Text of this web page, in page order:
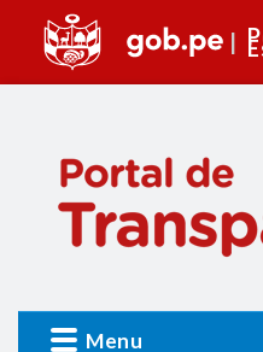
Menu